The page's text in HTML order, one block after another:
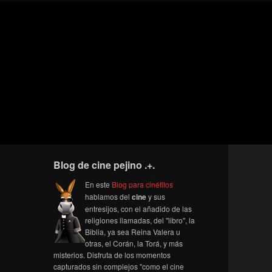
Blog de cine pejino .+.
En este Blog para cinéfilos
hablamos del ciney sus
entresijos, con el añadido de las
religiones llamadas, del "libro", la
Biblia, ya sea Reina Valera u
otras, el Corán, la Torá, y más
misterios. Disfruta de los momentos
capturados sin complejos "como el cine